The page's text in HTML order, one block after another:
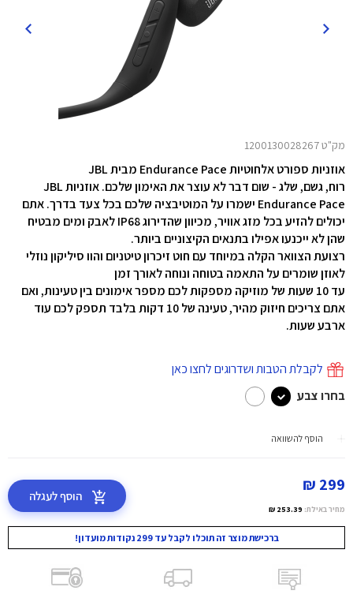
מק"ט 1200130028267
אוזניות ספורט אלחוטיות Endurance Pace מבית JBL
רוח, גשם, שלג - שום דבר לא עוצר את האימון שלכם. אוזניות JBL
Endurance Pace ישמרו על המוטיבציה שלכם בכל צעד בדרך.
אתם
יכולים להזיע בכל מזג אוויר, מכיוון שהדירוג IP68 לאבק ומים מבטיח
שהן לא ייכנעו אפילו בתנאים הקיצוניים ביותר.
רצועת הצוואר הקלה במיוחד עם חוט זיכרון טיטניום והוו סיליקון נוזלי
לאוזן שומרים על התאמה בטוחה ונוחה לאורך זמן
עד 10 שעות של מוזיקה מספקות לכם מספר אימונים בין טעינות, ואם
אתם צריכים חיזוק מהיר, טעינה של 10 דקות בלבד תספק לכם עוד
ארבע שעות.
לקבלת הטבות ושדרוגים לחצו כאן
בחרו צבע
הוסף להשוואה
299 ₪
מחיר באילת: 253.39 ₪
הוסף לעגלה
ברכישת מוצר זה תוכלו לקבל עד 299 נקודות מועדון!